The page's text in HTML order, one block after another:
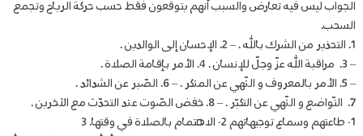
الجواب ليس فيه تعارض والسبب أنهم يتوقعون فقط حسب حركة الرياح وتجمع
السحب.
1. التحذير من الشرك بالله . – 2. الإحسان إلى الوالدين .
– 3. مراقبة الله عزّ وجلّ للإنسان . 4. الأمر بإقامة الصلاة .
– 5. الأمر بالمعروف و النّهي عن المنكر . – 6. الصّبر عن الشدائد .
7. التّواضع و النّهي عن التكبّر . – 8. خفض الصّوت عند التحدّث مع الآخرين .
1- طاعتهم وسماع توجيهاتهم 2- الاهتمام بالصلاة في وقتها. 3